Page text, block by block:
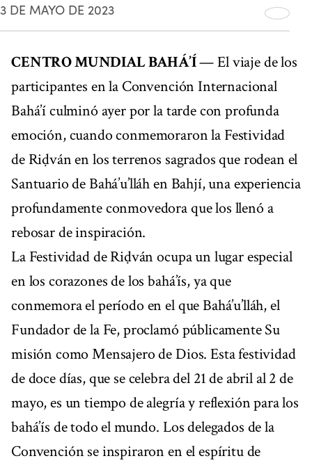
3 DE MAYO DE 2023
CENTRO MUNDIAL BAHÁ’Í— El viaje de los
participantes en la Convención Internacional
Bahá’í culminó ayer por la tarde con profunda
emoción, cuando conmemoraron la Festividad
de Riḍván en los terrenos sagrados que rodean el
Santuario de Bahá’u’lláh en Bahjí, una experiencia
profundamente conmovedora que los llenó a
rebosar de inspiración.
La Festividad de Riḍván ocupa un lugar especial
en los corazones de los bahá’ís, ya que
conmemora el período en el que Bahá’u’lláh, el
Fundador de la Fe, proclamó públicamente Su
misión como Mensajero de Dios. Esta festividad
de doce días, que se celebra del 21 de abril al 2 de
mayo, es un tiempo de alegría y reflexión para los
bahá’ís de todo el mundo. Los delegados de la
Convención se inspiraron en el espíritu de